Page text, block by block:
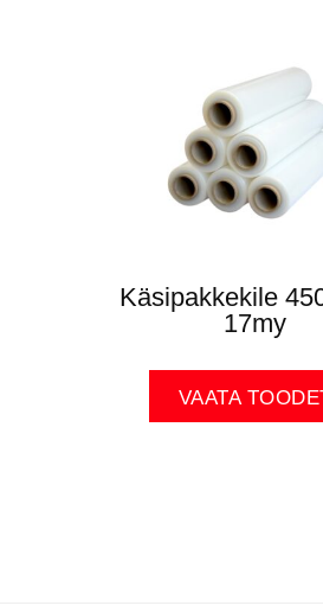
Käsipakkekile
17my
VAATA